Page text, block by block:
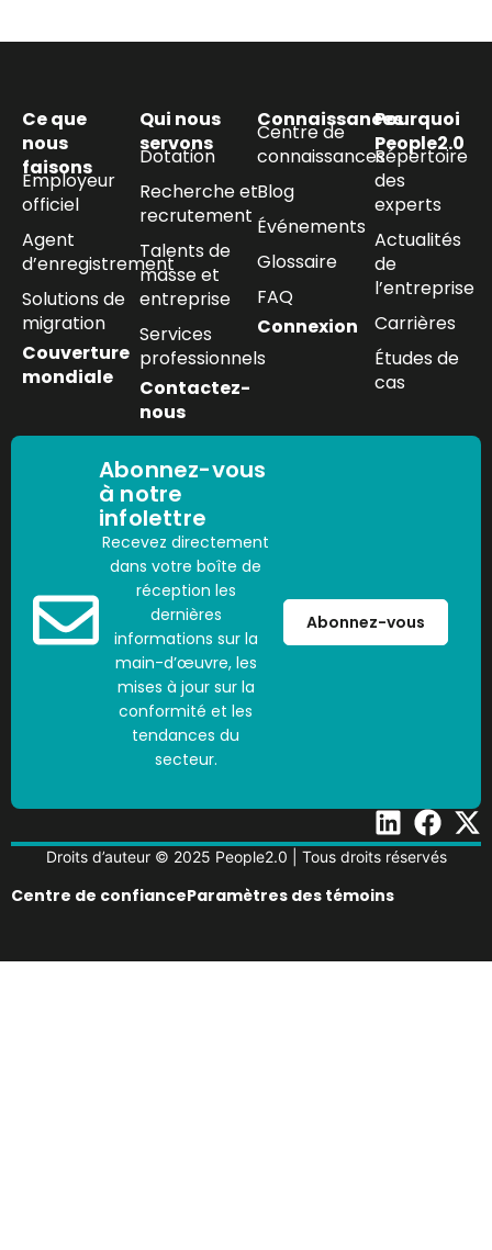
Ce que
nous
faisons
Employeur
officiel
Agent
d’enregistrement
Solutions de
migration
Couverture
mondiale
Qui nous
servons
Dotation
Recherche et
recrutement
Talents de
masse et
entreprise
Services
professionnels
Contactez-
nous
Connaissances
Centre de
connaissances
Blog
Événements
Glossaire
FAQ
Connexion
Pourquoi
People2.0
Répertoire
des
experts
Actualités
de
l’entreprise
Carrières
Études de
cas
Abonnez-vous
à notre
infolettre
Recevez directement
dans votre boîte de
réception les
dernières
informations sur la
main-d’œuvre, les
mises à jour sur la
conformité et les
tendances du
secteur.
Abonnez-vous
Droits d’auteur © 2025 People2.0 | Tous droits réservés
Centre de confianceParamètres des témoins